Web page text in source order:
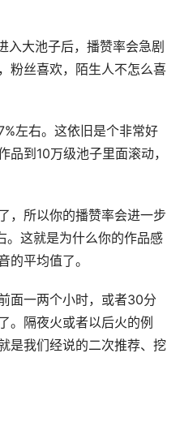
入大池子后，播赞率会急剧
粉丝喜欢，陌生人不怎么喜
左右。这依旧是个非常好
品到10万级池子里面滚动，
，所以你的播赞率会进一步
。这就是为什么你的作品感
的平均值了。
面一两个小时，或者30分
。隔夜火或者以后火的例
我们经说的二次推荐、挖